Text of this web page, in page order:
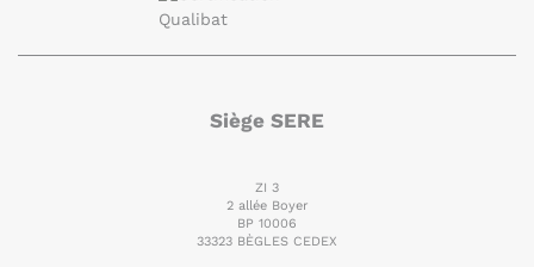
Siège SERE
ZI 3
2 allée Boyer
BP 10006
33323 BÈGLES CEDEX